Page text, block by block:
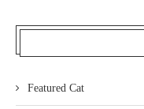
Featured Cat